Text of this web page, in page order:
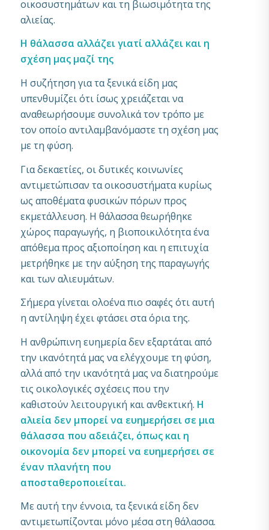
οικοσυστημάτων και τη βιωσιμότητα της
αλιείας.
Η θάλασσα αλλάζει γιατί αλλάζει και η
σχέση μας μαζί της
Η συζήτηση για τα ξενικά είδη μας
υπενθυμίζει ότι ίσως χρειάζεται να
αναθεωρήσουμε συνολικά τον τρόπο με
τον οποίο αντιλαμβανόμαστε τη σχέση μας
με τη φύση.
Για δεκαετίες, οι δυτικές κοινωνίες
αντιμετώπισαν τα οικοσυστήματα κυρίως
ως αποθέματα φυσικών πόρων προς
εκμετάλλευση. Η θάλασσα θεωρήθηκε
χώρος παραγωγής, η βιοποικιλότητα ένα
απόθεμα προς αξιοποίηση και η επιτυχία
μετρήθηκε με την αύξηση της παραγωγής
και των αλιευμάτων.
Σήμερα γίνεται ολοένα πιο σαφές ότι αυτή
η αντίληψη έχει φτάσει στα όρια της.
Η ανθρώπινη ευημερία δεν εξαρτάται από
την ικανότητά μας να ελέγχουμε τη φύση,
αλλά από την ικανότητά μας να διατηρούμε
τις οικολογικές σχέσεις που την
καθιστούν λειτουργική και ανθεκτική. Η
αλιεία δεν μπορεί να ευημερήσει σε μια
θάλασσα που αδειάζει, όπως και η
οικονομία δεν μπορεί να ευημερήσει σε
έναν πλανήτη που
αποσταθεροποιείται.
Με αυτή την έννοια, τα ξενικά είδη δεν
αντιμετωπίζονται μόνο μέσα στη θάλασσα.